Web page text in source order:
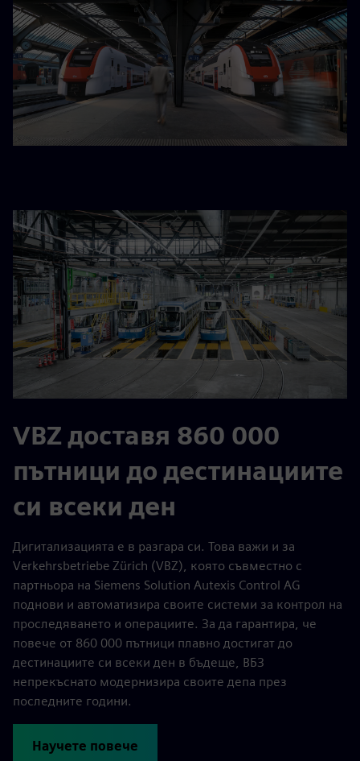
VBZ доставя 860 000
пътници до дестинациите
си всеки ден
Дигитализацията е в разгара си. Това важи и за
Verkehrsbetriebe Zürich (VBZ), която съвместно с
партньора на Siemens Solution Autexis Control AG
поднови и автоматизира своите системи за контрол на
проследяването и операциите. За да гарантира, че
повече от 860 000 пътници плавно достигат до
дестинациите си всеки ден в бъдеще, ВБЗ
непрекъснато модернизира своите депа през
последните години.
Научете повече